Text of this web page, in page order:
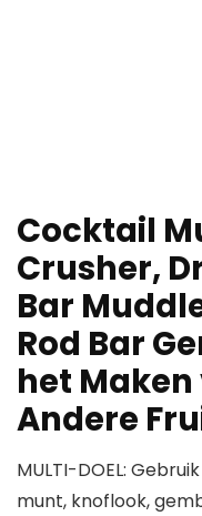
Cocktail
Crusher,
Bar
Rod Bar
het
Andere
MULTI-DOEL:
munt, knoflook,